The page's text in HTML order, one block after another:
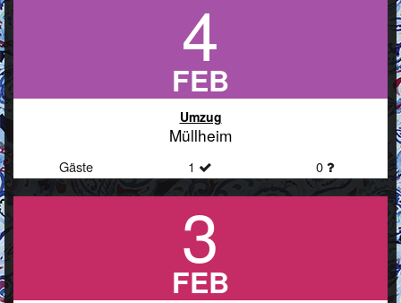
4
FEB
Umzug
Müllheim
Gäste 1 0
3
FEB